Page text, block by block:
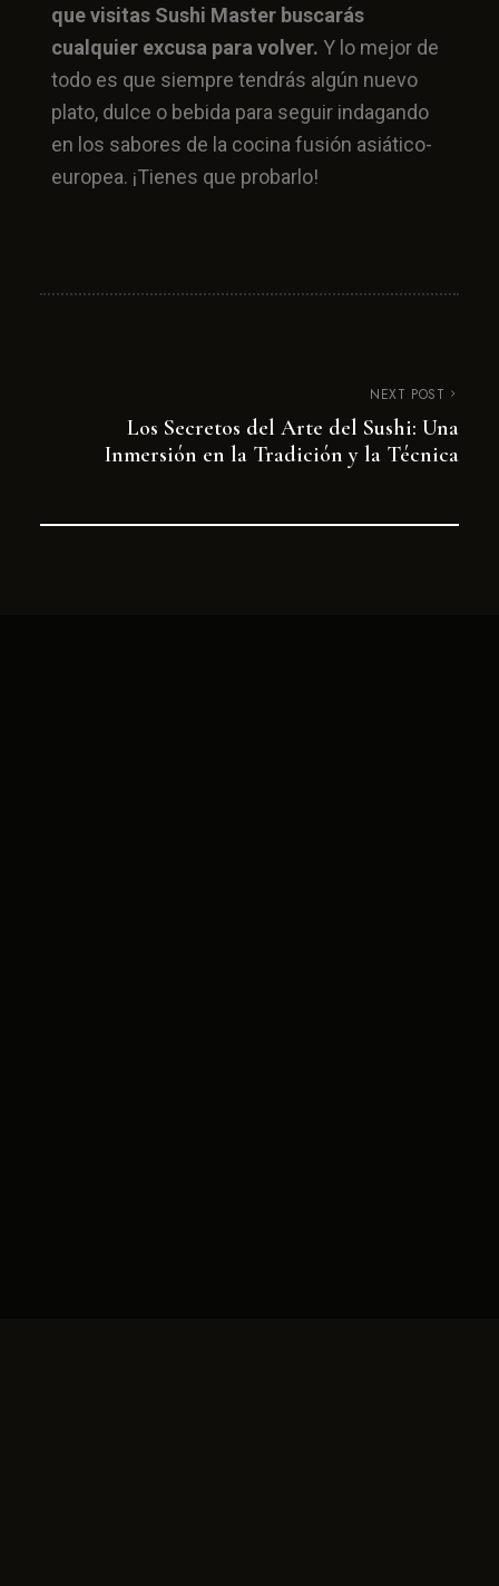
que visitas Sushi Master buscarás
cualquier excusa para volver. Y lo mejor de
todo es que siempre tendrás algún nuevo
plato, dulce o bebida para seguir indagando
en los sabores de la cocina fusión asiático-
europea. ¡Tienes que probarlo!
NEXT POST
Los Secretos del Arte del Sushi: Una
Inmersión en la Tradición y la Técnica